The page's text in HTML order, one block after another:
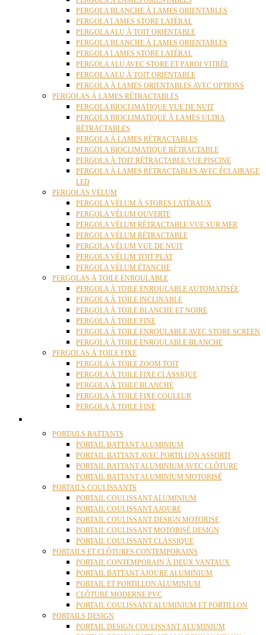
PERGOLA BLANCHE À LAMES ORIENTABLES
PERGOLA LAMES STORE LATÉRAL
PERGOLA ALU À TOIT ORIENTABLE
PERGOLA BLANCHE À LAMES ORIENTABLES
PERGOLA LAMES STORE LATÉRAL
PERGOLA ALU AVEC STORE ET PAROI VITRÉE
PERGOLA ALU À TOIT ORIENTABLE
PERGOLA À LAMES ORIENTABLES AVEC OPTIONS
PERGOLAS À LAMES RÉTRACTABLES
PERGOLA BIOCLIMATIQUE VUE DE NUIT
PERGOLA BIOCLIMATIQUE À LAMES ULTRA
RÉTRACTABLES
PERGOLA À LAMES RÉTRACTABLES
PERGOLA BIOCLIMATIQUE RÉTRACTABLE
PERGOLA À TOIT RÉTRACTABLE VUE PISCINE
PERGOLA À LAMES RÉTRACTABLES AVEC ÉCLAIRAGE
LED
PERGOLAS VÉLUM
PERGOLA VÉLUM À STORES LATÉRAUX
PERGOLA VÉLUM OUVERTE
PERGOLA VÉLUM RÉTRACTABLE VUE SUR MER
PERGOLA VÉLUM RÉTRACTABLE
PERGOLA VÉLUM VUE DE NUIT
PERGOLA VÉLUM TOIT PLAT
PERGOLA VÉLUM ÉTANCHE
PERGOLAS À TOILE ENROULABLE
PERGOLA À TOILE ENROULABLE AUTOMATISÉE
PERGOLA À TOILE INCLINABLE
PERGOLA À TOILE BLANCHE ET NOIRE
PERGOLA À TOILE FINE
PERGOLA À TOILE ENROULABLE AVEC STORE SCREEN
PERGOLA À TOILE ENROULABLE BLANCHE
PERGOLAS À TOILE FIXE
PERGOLA À TOILE ZOOM TOIT
PERGOLA À TOILE FIXE CLASSIQUE
PERGOLA À TOILE BLANCHE
PERGOLA À TOILE FIXE COULEUR
PERGOLA À TOILE FINE
PORTAILS BATTANTS
PORTAIL BATTANT ALUMINIUM
PORTAIL BATTANT AVEC PORTILLON ASSORTI
PORTAIL BATTANT ALUMINIUM AVEC CLÔTURE
PORTAIL BATTANT ALUMINIUM MOTORISÉ
PORTAILS COULISSANTS
PORTAIL COULISSANT ALUMINIUM
PORTAIL COULISSANT AJOURE
PORTAIL COULISSANT DESIGN MOTORISE
PORTAIL COULISSANT MOTORISÉ DESIGN
PORTAIL COULISSANT CLASSIQUE
PORTAILS ET CLÔTURES CONTEMPORAINS
PORTAIL CONTEMPORAIN À DEUX VANTAUX
PORTAIL BATTANT AJOURE ALUMINIUM
PORTAIL ET PORTILLON ALUMINIUM
CLÔTURE MODERNE PVC
PORTAIL COULISSANT ALUMINIUM ET PORTILLON
PORTAILS DESIGN
PORTAIL DESIGN COULISSANT ALUMINIUM